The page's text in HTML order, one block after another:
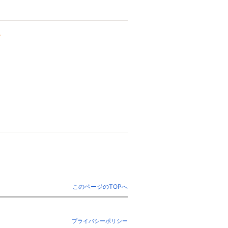
このページのTOPへ
プライバシーポリシー